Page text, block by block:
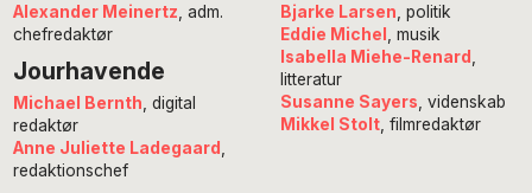
Alexander Meinertz , adm.
chefredaktør
Jourhavende
Michael Bernth , digital
redaktør
Anne Juliette Ladegaard
redaktionschef
Bjarke Larsen , politik
Eddie Michel
, musik
Isabella Miehe-Renard
litteratur
Susanne Sayers , videnskab
Mikkel Stolt, filmredaktør